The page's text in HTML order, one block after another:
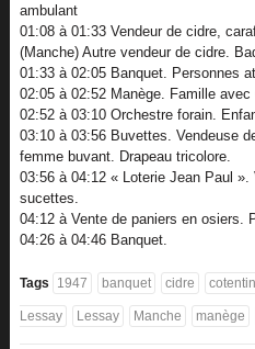
ambulant
01:08 à 01:33 Vendeur de cidre,
(Manche) Autre vendeur de cidre.
01:33 à 02:05 Banquet. Personnes
02:05 à 02:52 Manège. Famille avec
02:52 à 03:10 Orchestre forain.
03:10 à 03:56 Buvettes. Vendeuse
femme buvant. Drapeau tricolore.
03:56 à 04:12 « Loterie Jean Paul ».
sucettes.
04:12 à Vente de paniers en osiers.
04:26 à 04:46 Banquet.
Tags 1947 banquet cidre cotentin
Lessay Lessay Manche manège